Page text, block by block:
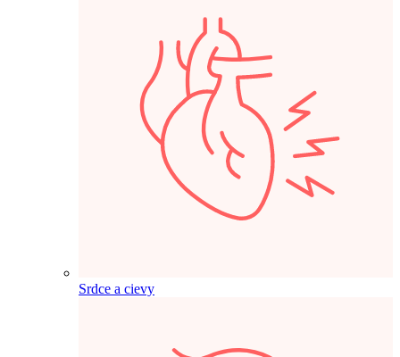
Srdce a cievy